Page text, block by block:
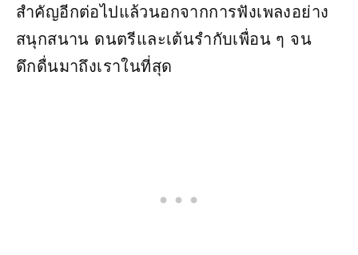
สำคัญอีกต่อไปแล้วนอกจากการฟังเพลงอย่าง
สนุกสนาน ดนตรีและเต้นรำกับเพื่อน ๆ จน
ดึกดื่นมาถึงเราในที่สุด